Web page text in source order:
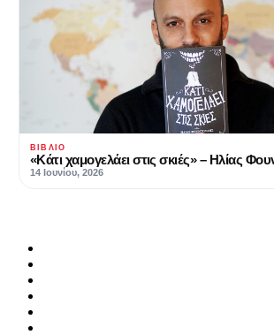
ΒΙΒΛΊΟ
«Κάτι χαμογελάει στις σκιές» – Ηλίας
14 Ιουνίου, 2026